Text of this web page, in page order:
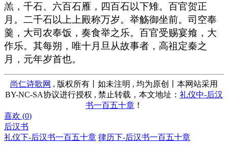
羔，千石、六百石雁，四百石以下雉。百官贺正
月。二千石以上上殿称万岁。举觞御坐前。司空奉
羹，大司农奉饭，奏食举之乐。百官受赐宴飨，大
作乐。其每朔，唯十月旦从故事者，高祖定秦之
月，元年岁首也。
尚仁诗歌网 , 版权所有丨如未注明 , 均为原创丨本网站采用
BY-NC-SA协议进行授权 , 禁止转载，本文地址： 礼仪中-后汉
书一百五十章 ！
喜欢 (0)
后汉书
礼仪下-后汉书一百五十章 律历下-后汉书一百五十章